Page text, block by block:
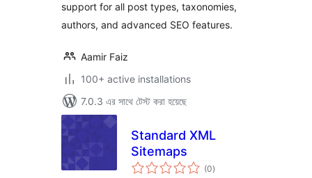
support for all post types, taxonomies,
authors, and advanced SEO features.
Aamir Faiz
100+ active installations
7.0.3 এর সাথে টেস্ট করা হয়েছে
Standard XML
Sitemaps
(0total
ratings
)